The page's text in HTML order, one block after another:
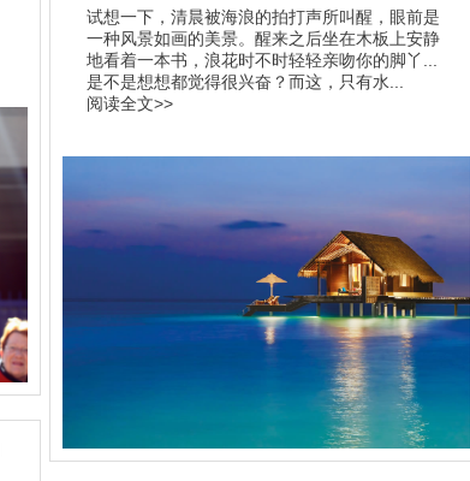
试想一下，清晨被海浪的拍打声所叫醒，眼前是
一种风景如画的美景。醒来之后坐在木板上安静
地看着一本书，浪花时不时轻轻亲吻你的脚丫...
是不是想想都觉得很兴奋？而这，只有水...
阅读全文>>